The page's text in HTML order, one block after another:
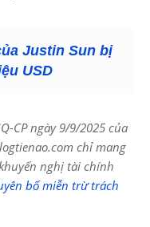
Justin Sun bị
USD
CP ngày 9/9/2025 của
chỉ mang
nghị tài chính
bố miễn trừ trách